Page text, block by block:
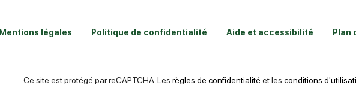
Mentions légales Politique de confidentialité Aide et accessibilité Plan
Ce site est protégé par reCAPTCHA. Les règles de confidentialité et les conditions